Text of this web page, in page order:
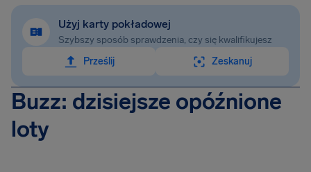
Użyj karty pokładowej
Szybszy sposób sprawdzenia, czy się kwalifikujesz
Prześlij
Zeskanuj
Buzz: dzisiejsze opóźnione
loty